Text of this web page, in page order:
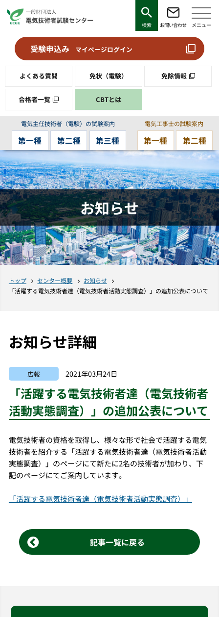
検索 お問い合わせ メニュー
よくある質問 免状（電験） 免除情報
合格者一覧 CBTとは
受験申込み マイページログイン
電気主任技術者（電験）の試験案内
第一種 第二種 第三種
電気工事士の試験案内
第一種 第二種
お知らせ
トップ センター概要
お知らせ
「活躍する電気技術者達（電気技術者活動実態調査）」の追加公表について
お知らせ詳細
広報 2021年03月24日
「活躍する電気技術者達（電気技術者
活動実態調査）」の追加公表について
電気技術者の資格を取得し、様々な形で社会で活躍する電気
技術者を紹介する「活躍する電気技術者達（電気技術者活動
実態調査）」のページにて新たに2名の技術者が加わり、下
記のページにてご案内しています。
「活躍する電気技術者達（電気技術者活動実態調査）」
記事一覧に戻る